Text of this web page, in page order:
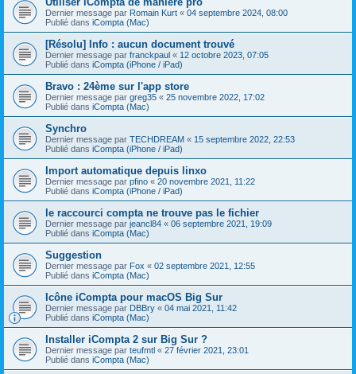
Dernier message par Romain Kurt « 04 septembre 2024, 08:00
Publié dans iCompta (Mac)
[Résolu] Info : aucun document trouvé
Dernier message par franckpaul « 12 octobre 2023, 07:05
Publié dans iCompta (iPhone / iPad)
Bravo : 24ème sur l'app store
Dernier message par greg35 « 25 novembre 2022, 17:02
Publié dans iCompta (Mac)
Synchro
Dernier message par TECHDREAM « 15 septembre 2022, 22:53
Publié dans iCompta (iPhone / iPad)
Import automatique depuis linxo
Dernier message par pfino « 20 novembre 2021, 11:22
Publié dans iCompta (iPhone / iPad)
le raccourci compta ne trouve pas le fichier
Dernier message par jeancl84 « 06 septembre 2021, 19:09
Publié dans iCompta (Mac)
Suggestion
Dernier message par Fox « 02 septembre 2021, 12:55
Publié dans iCompta (Mac)
Icône iCompta pour macOS Big Sur
Dernier message par DBBry « 04 mai 2021, 11:42
Publié dans iCompta (Mac)
Installer iCompta 2 sur Big Sur ?
Dernier message par teufmtl « 27 février 2021, 23:01
Publié dans iCompta (Mac)